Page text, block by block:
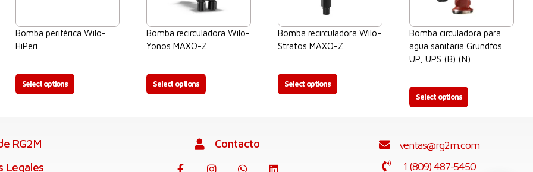
Bomba periférica Wilo-
HiPeri
Select options
Bomba recirculadora Wilo-
Yonos MAXO-Z
Select options
Bomba recirculadora Wilo-
Stratos MAXO-Z
Select options
Bomba circuladora para
agua sanitaria Grundfos
UP, UPS (B) (N)
Select options
RG2M
Legales
Contacto
ventas@rg2m.com
1 (809) 487-5450